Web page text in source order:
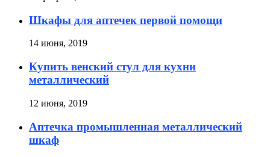
Шкафы для аптечек первой помощи
14 июня, 2019
Купить венский стул для кухни
металлический
12 июня, 2019
Аптечка промышленная металлический
шкаф